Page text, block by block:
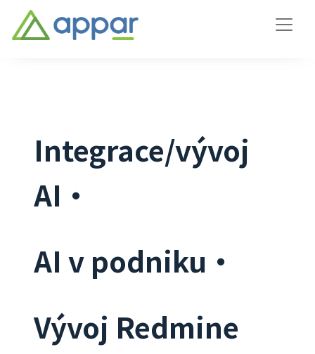
Integrace/vývoj
AI・
AI v podniku・
Vývoj Redmine